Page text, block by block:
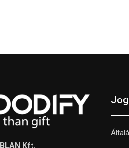
BLAN Kft.